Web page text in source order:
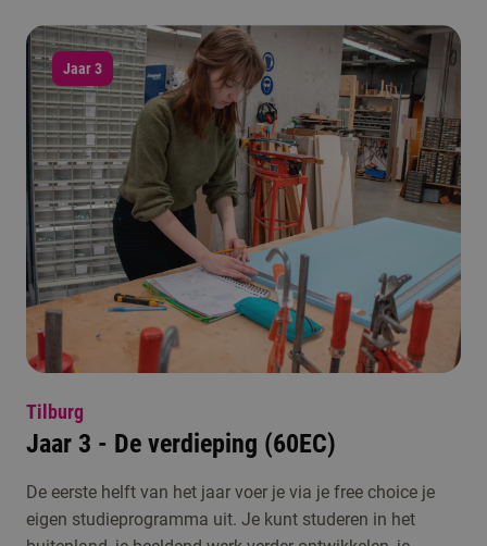
Jaar 3
Tilburg
Jaar 3 - De verdieping (60EC)
De eerste helft van het jaar voer je via je free choice je
eigen studieprogramma uit. Je kunt studeren in het